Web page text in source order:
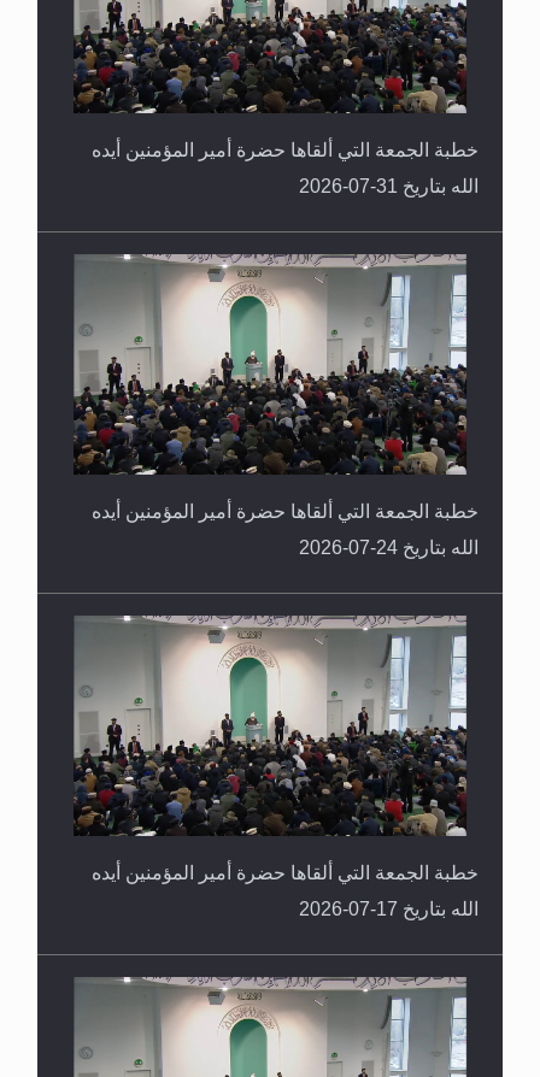
خطبة الجمعة التي ألقاها حضرة أمير المؤمنين أيده
الله بتاريخ 31-07-2026
خطبة الجمعة التي ألقاها حضرة أمير المؤمنين أيده
الله بتاريخ 24-07-2026
خطبة الجمعة التي ألقاها حضرة أمير المؤمنين أيده
الله بتاريخ 17-07-2026